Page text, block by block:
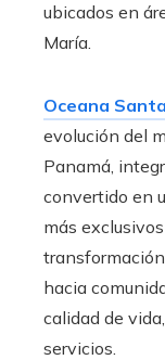
ubicados en
María.
Oceana
evolución del
Panamá,
convertido en
más
hacia
calidad de
servicios.